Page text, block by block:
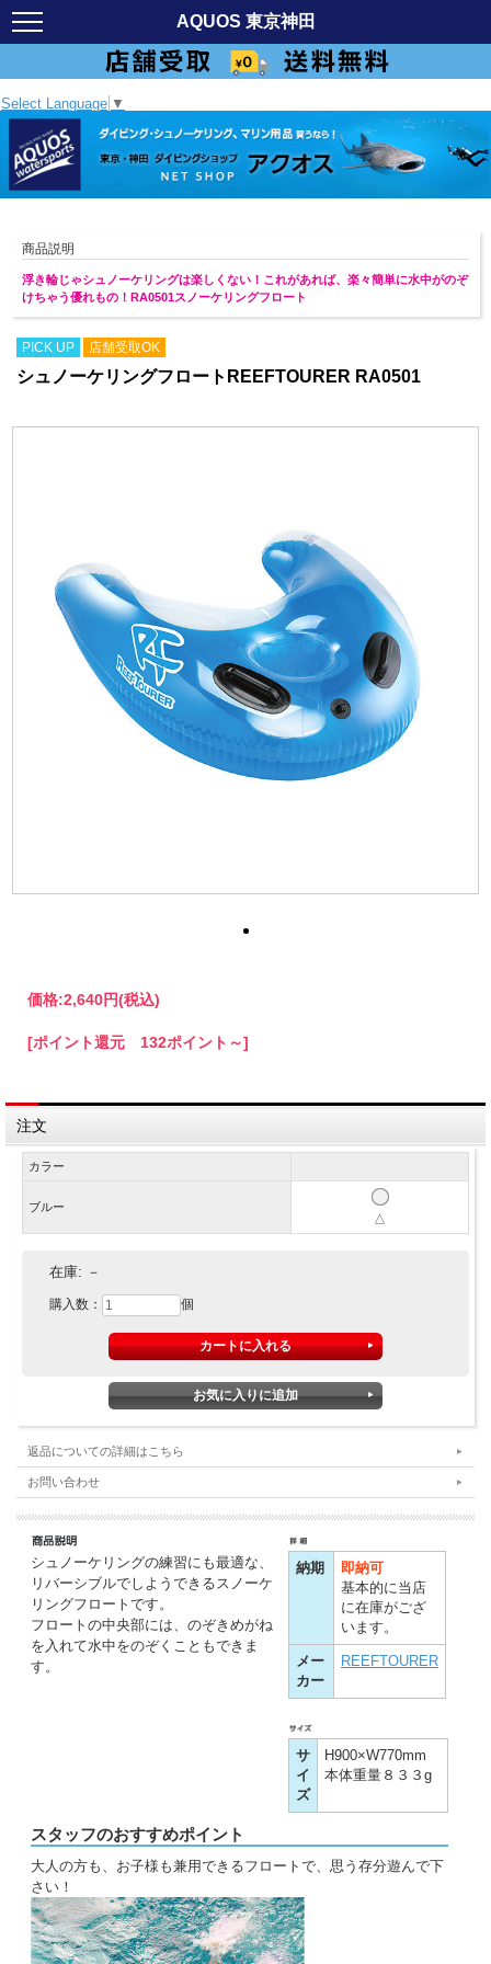
AQUOS 東京神田
Select Language ▼
商品説明
浮き輪じゃシュノーケリングは楽しくない！これがあれば、楽々簡単に水中がのぞ
けちゃう優れもの！RA0501スノーケリングフロート
PICK UP 店舗受取OK
シュノーケリングフロートREEFTOURER RA0501
価格:2,640円(税込)
[ポイント還元 132ポイント～]
注文
カラー
ブルー
△
在庫: －
購入数： 個
返品についての詳細はこちら
お問い合わせ
シュノーケリングの練習にも最適な、
リバーシブルでしようできるスノーケ
リングフロートです。
フロートの中央部には、のぞきめがね
を入れて水中をのぞくこともできま
す。
納期
即納可
基本的に当店
に在庫がござ
います。
メー
カー
REEFTOURER
サ
イ
ズ
H900×W770mm
本体重量８３３g
スタッフのおすすめポイント
大人の方も、お子様も兼用できるフロートで、思う存分遊んで下
さい！